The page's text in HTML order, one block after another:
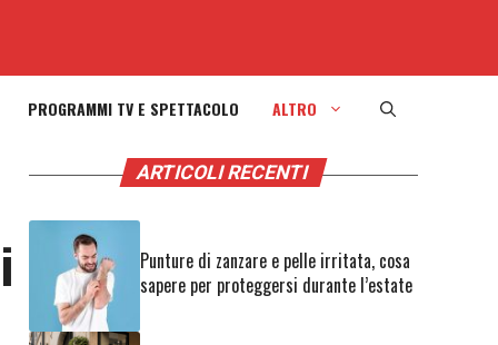
PROGRAMMI TV E SPETTACOLO ALTRO
ARTICOLI RECENTI
Punture di zanzare e pelle irritata, cosa
sapere per proteggersi durante l’estate